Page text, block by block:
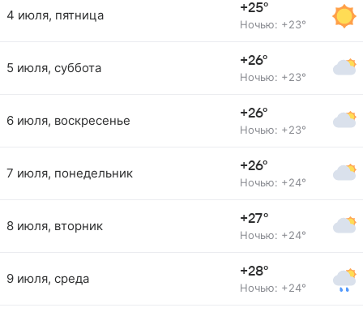
4 июля, пятница +25°
Ночью: +23°
5 июля, суббота +26°
Ночью: +23°
6 июля, воскресенье +26°
Ночью: +23°
7 июля, понедельник +26°
Ночью: +24°
8 июля, вторник +27°
Ночью: +24°
9 июля, среда +28°
Ночью: +24°